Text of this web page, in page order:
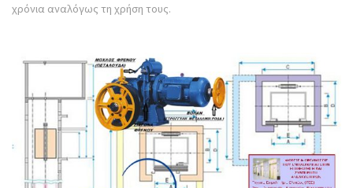
χρόνια αναλόγως τη χρήση τους.